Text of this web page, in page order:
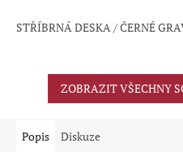
z
STŘÍBRNÁ DESKA / ČERNÉ
ZOBRAZIT VŠECHNY
Popis Diskuze